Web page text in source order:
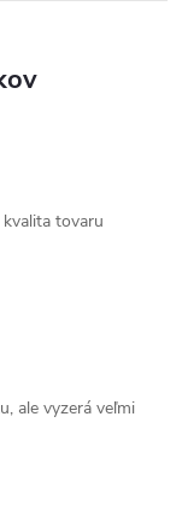
tovaru
ale vyzerá veľmi